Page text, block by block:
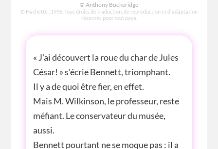
© Anthony Buckeridge
© Hachette , 1996. Tous droits de traduction, de reproduction et d'adaptation
réservés pour tout pays.
HISTOIRE
« J’ai découvert la roue du char de Jules
César! » s’écrie Bennett, triomphant.
Il y a de quoi être fier, en effet.
Mais M. Wilkinson, le professeur, reste
méfiant. Le conservateur du musée,
aussi.
Bennett pourtant ne se moque pas : il a